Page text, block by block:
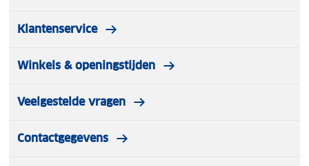
Klantenservice
Winkels & openingstijden
Veelgestelde vragen
Contactgegevens